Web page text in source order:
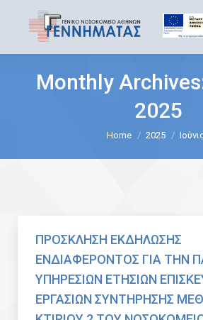
Monthly
2025
Home 2025
ΠΡΟΣΚΛΗΣΗ ΕΚΔΗΛΩΣΗΣ
ΕΝΔΙΑΦΕΡΟΝΤΟΣ ΓΙΑ ΤΗΝ
ΥΠΗΡΕΣΙΩΝ ΕΤΗΣΙΩΝ
ΕΡΓΑΣΙΩΝ ΣΥΝΤΗΡΗΣΗΣ